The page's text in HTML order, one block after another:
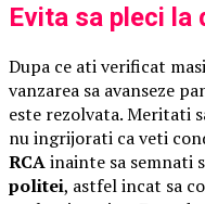
Evita sa pleci la
Dupa ce ati verificat
vanzarea sa avanseze
este rezolvata. Meritati
nu ingrijorati ca veti
RCAinainte sa semnati
politei, astfel incat sa